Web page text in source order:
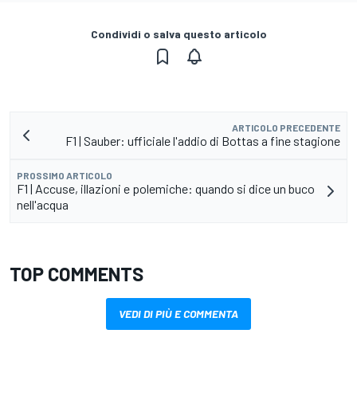
Condividi o salva questo articolo
ARTICOLO PRECEDENTE
F1 | Sauber: ufficiale l'addio di Bottas a fine stagione
PROSSIMO ARTICOLO
F1 | Accuse, illazioni e polemiche: quando si dice un buco
nell'acqua
TOP COMMENTS
VEDI DI PIÙ E COMMENTA